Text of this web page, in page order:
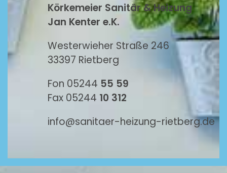
Körkemeier Sanitär & Heizung
Jan Kenter e.K.
Westerwieher Straße 246
33397 Rietberg
Fon 05244 55 59
Fax 05244 10 312
info@sanitaer-heizung-rietberg.de